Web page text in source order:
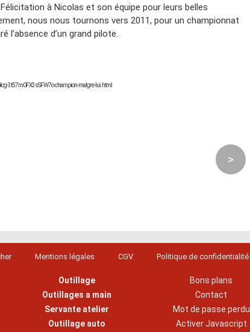
à Nicolas et son équipe pour leurs belles
nous nous tournons vers 2011, pour un championnat
l’absence d’un grand pilote.
3t57m0FX3sSFW7o-champion-malgre-lui.html
>
Mentions légales CGV Politique de confidentialité
Outillage
Outillages a main
Servante atelier
Outillage auto
Bons plans
Contact
Mot de passe perdu
Activer Javascript